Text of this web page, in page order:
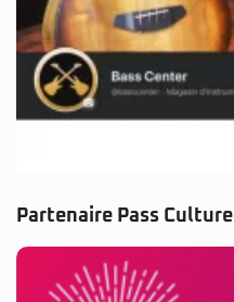
Partenaire Pass Culture